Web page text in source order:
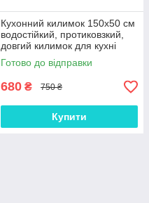
Кухонний килимок 150х50 см
водостійкий, протиковзкий,
довгий килимок для кухні
(КК45)
Готово до відправки
680 ₴ 750 ₴
Купити